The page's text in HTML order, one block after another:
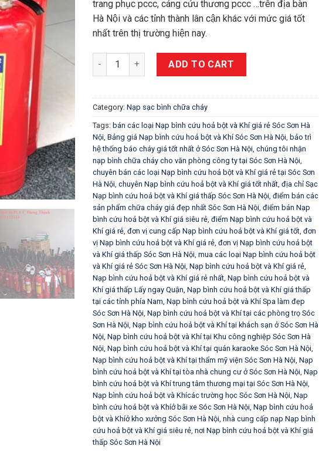
trang phục pccc, cáng cứu thương pccc …trên địa bàn
Hà Nội và các tỉnh thành lân cận khác với mức giá tốt
nhất trên thị trường hiện nay.
Sạc bình chữa cháy uy tín tại Sóc Sơn Hà Nội quantity
ADD TO CART
Category: Nạp sạc bình chữa cháy
Tags: bán các loại Nạp bình cứu hoả bột và Khí giá rẻ Sóc Sơn Hà
Nội Bảng giá Nạp bình cứu hoả bột và Khí Sóc Sơn Hà Nội bảo trì
hệ thống báo cháy giá tốt nhất ở Sóc Sơn Hà Nội chúng tôi nhận
nạp bình chữa cháy cho văn phòng công ty tại Sóc Sơn Hà Nội
chuyên bán các loại Nạp bình cứu hoả bột và Khí giá rẻ tại Sóc Sơn
Hà Nội chuyên Nạp bình cứu hoả bột và Khí giá tốt nhất địa chỉ Sạc
Nạp bình cứu hoả bột và Khí giá thấp Sóc Sơn Hà Nội điểm bán các
sản phẩm chữa cháy giá đẹp nhất Sóc Sơn Hà Nội điểm bán Nạp
bình cứu hoả bột và Khí giá siêu rẻ điểm Nạp bình cứu hoả bột và
Khí giá rẻ đơn vị cung cấp Nạp bình cứu hoả bột và Khí giá tốt đơn
vị Nạp bình cứu hoả bột và Khí giá rẻ đơn vị Nạp bình cứu hoả bột
và Khí giá thấp Sóc Sơn Hà Nội mua các loại Nạp bình cứu hoả bột
và Khí giá rẻ Sóc Sơn Hà Nội Nạp bình cứu hoả bột và Khí giá rẻ
Nạp bình cứu hoả bột và Khí giá rẻ nhất Nạp bình cứu hoả bột và
Khí giá thấp Lấy ngay Quận Nạp bình cứu hoả bột và Khí giá thấp
tại các tỉnh phía Nam Nạp bình cứu hoả bột và Khí Spa làm đẹp
Sóc Sơn Hà Nội Nạp bình cứu hoả bột và Khí tại các phòng trọ Sóc
Sơn Hà Nội Nạp bình cứu hoả bột và Khí tại khách sạn ở Sóc Sơn Hà
Nội Nạp bình cứu hoả bột và Khí tại Khu công nghiệp Sóc Sơn Hà
Nội Nạp bình cứu hoả bột và Khí tại quán karaoke Sóc Sơn Hà Nội
Nạp bình cứu hoả bột và Khí tại thẩm mỹ viện Sóc Sơn Hà Nội Nạp
bình cứu hoả bột và Khí tại tòa nhà chung cư ở Sóc Sơn Hà Nội Nạp
bình cứu hoả bột và Khí trung tâm thương mại tại Sóc Sơn Hà Nội
Nạp bình cứu hoả bột và Khícác trường học Sóc Sơn Hà Nội Nạp
bình cứu hoả bột và Khíở bãi xe Sóc Sơn Hà Nội Nạp bình cứu hoả
bột và Khíở kho xưởng Sóc Sơn Hà Nội nhà cung cấp nạp Nạp bình
cứu hoả bột và Khí giá siêu rẻ nơi Nạp bình cứu hoả bột và Khí giá
thấp Sóc Sơn Hà Nội